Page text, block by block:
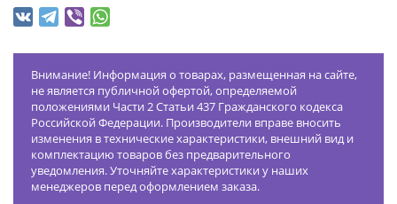
Внимание! Информация о товарах, размещенная на сайте,
не является публичной офертой, определяемой
положениями Части 2 Статьи 437 Гражданского кодекса
Российской Федерации. Производители вправе вносить
изменения в технические характеристики, внешний вид и
комплектацию товаров без предварительного
уведомления. Уточняйте характеристики у наших
менеджеров перед оформлением заказа.